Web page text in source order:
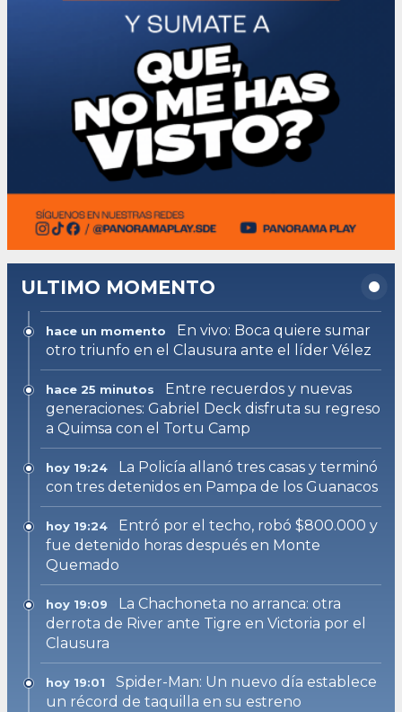
ULTIMO MOMENTO
hace un momento
En vivo: Boca quiere sumar
otro triunfo en el Clausura ante el líder Vélez
hace 25 minutos
Entre recuerdos y nuevas
generaciones: Gabriel Deck disfruta su regreso
a Quimsa con el Tortu Camp
hoy 19:24
La Policía allanó tres casas y terminó
con tres detenidos en Pampa de los Guanacos
hoy 19:24
Entró por el techo, robó $800.000 y
fue detenido horas después en Monte
Quemado
hoy 19:09
La Chachoneta no arranca: otra
derrota de River ante Tigre en Victoria por el
Clausura
hoy 19:01
Spider-Man: Un nuevo día establece
un récord de taquilla en su estreno